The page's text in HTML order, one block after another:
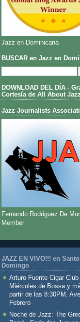
Jazz en Dominicana
BUSCAR en Jazz en
DOWNLOAD DEL DÍA -
Cortesía de All About Jazz
Jazz Journalists
Fernando Rodriguez De
Member
JAZZ EN VIVO!!! en Santo
Domingo
Arturo Fuente Cigar Club
Miércoles de Bossa y
partir de las 8:30PM.
Febrero
Noche de Jazz: The